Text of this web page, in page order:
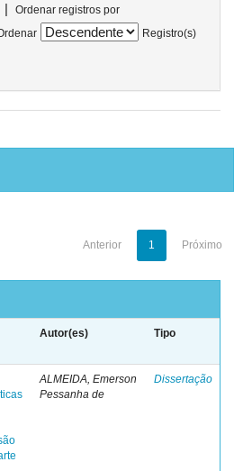
|
Ordenar registros por
Registro(s)
Anterior 1 Próximo
Autor(es) Tipo
ALMEIDA, Emerson
Pessanha de
Dissertação